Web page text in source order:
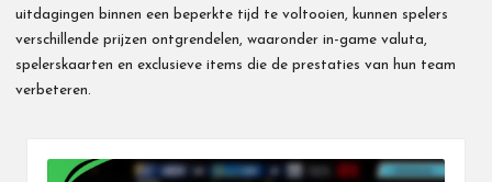
uitdagingen binnen een beperkte tijd te voltooien, kunnen spelers
verschillende prijzen ontgrendelen, waaronder in-game valuta,
spelerskaarten en exclusieve items die de prestaties van hun team
verbeteren.